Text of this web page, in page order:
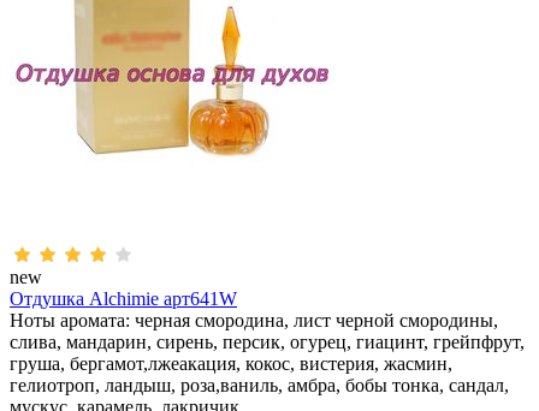
new
Отдушка Alchimie арт641W
Ноты аромата: черная смородина, лист черной смородины,
слива, мандарин, сирень, персик, огурец, гиацинт, грейпфрут,
груша, бергамот,лжеакация, кокос, вистерия, жасмин,
гелиотроп, ландыш, роза,ваниль, амбра, бобы тонка, сандал,
мускус, карамель, лакричик